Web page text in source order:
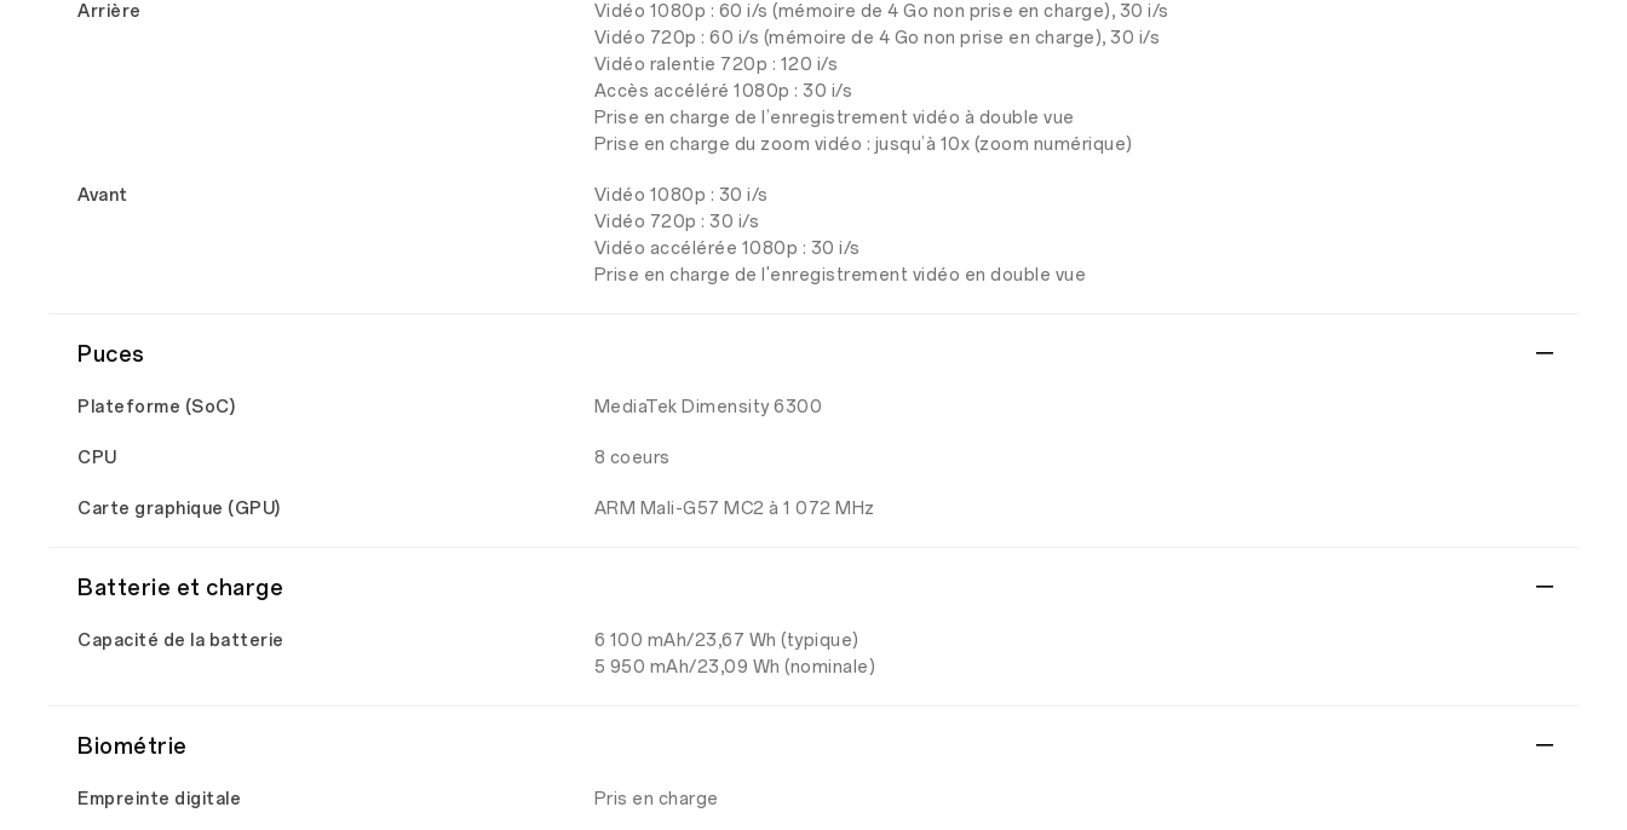
Arrière
Vidéo 1080p : 60 i/s (mémoire de 4 Go non prise en charge), 30 i/s
Vidéo 720p : 60 i/s (mémoire de 4 Go non prise en charge), 30 i/s
Vidéo ralentie 720p : 120 i/s
Accès accéléré 1080p : 30 i/s
Prise en charge de l’enregistrement vidéo à double vue
Prise en charge du zoom vidéo : jusqu’à 10x (zoom numérique)
Avant
Vidéo 1080p : 30 i/s
Vidéo 720p : 30 i/s
Vidéo accélérée 1080p : 30 i/s
Prise en charge de l'enregistrement vidéo en double vue
Puces
Plateforme (SoC) MediaTek Dimensity 6300
CPU 8 coeurs
Carte graphique (GPU) ARM Mali-G57 MC2 à 1 072 MHz
Batterie et charge
Capacité de la batterie
6 100 mAh/23,67 Wh (typique)
5 950 mAh/23,09 Wh (nominale)
Biométrie
Empreinte digitale Pris en charge